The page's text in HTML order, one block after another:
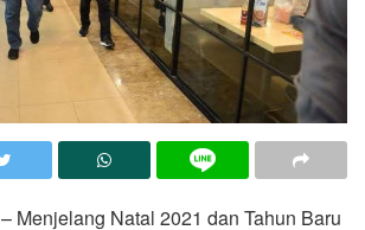
– Menjelang Natal 2021 dan Tahun Baru